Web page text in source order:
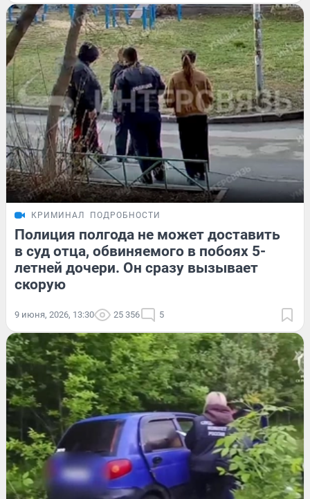
КРИМИНАЛ ПОДРОБНОСТИ
Полиция полгода не может доставить
в суд отца, обвиняемого в побоях 5-
летней дочери. Он сразу вызывает
скорую
9 июня, 2026, 13:30 25 356 5